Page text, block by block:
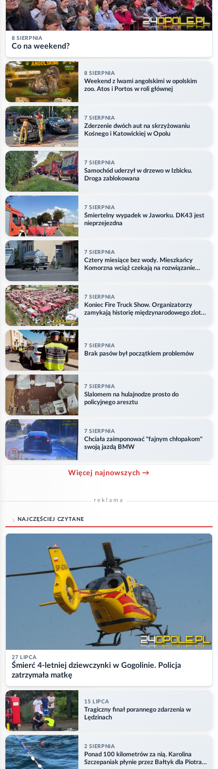
8 SIERPNIA
Co na weekend?
8 SIERPNIA
Weekend z lwami angolskimi w opolskim
zoo. Atos i Portos w roli głównej
7 SIERPNIA
Zderzenie dwóch aut na skrzyżowaniu
Kośnego i Katowickiej w Opolu
7 SIERPNIA
Samochód uderzył w drzewo w Izbicku.
Droga zablokowana
7 SIERPNIA
Śmiertelny wypadek w Jaworku. DK43 jest
nieprzejezdna
7 SIERPNIA
Cztery miesiące bez wody. Mieszkańcy
Komorzna wciąż czekają na rozwiązanie
7 SIERPNIA
Koniec Fire Truck Show. Organizatorzy
zamykają historię międzynarodowego zlotu
7 SIERPNIA
Brak pasów był początkiem problemów
7 SIERPNIA
Slalomem na hulajnodze prosto do
policyjnego aresztu
7 SIERPNIA
Chciała zaimponować "fajnym chłopakom"
swoją jazdą BMW
Więcej najnowszych →
reklama
NAJCZĘŚCIEJ CZYTANE
27 LIPCA
Śmierć 4-letniej dziewczynki w Gogolinie. Policja
zatrzymała matkę
15 LIPCA
Tragiczny finał porannego zdarzenia w
Lędzinach
2 SIERPNIA
Ponad 100 kilometrów za nią. Karolina
Szczepaniak płynie przez Bałtyk dla Piotra.